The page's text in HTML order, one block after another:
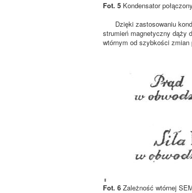
Fot. 5 Kondensator
Dzięki zastosowaniu
strumień magnetyczny dąży
wtórnym od szybkości zmian
Fot. 6 Zależność wtórnej